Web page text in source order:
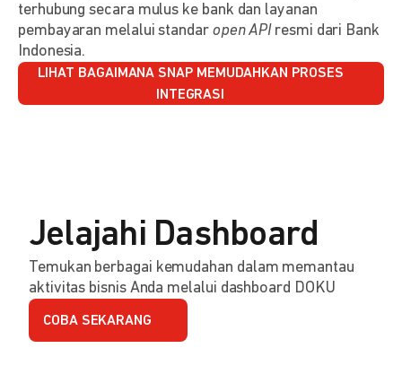
terhubung secara mulus ke bank dan layanan
pembayaran melalui standar open APIresmi dari Bank
Indonesia.
LIHAT BAGAIMANA SNAP MEMUDAHKAN PROSES
INTEGRASI
Jelajahi Dashboard
Temukan berbagai kemudahan dalam memantau
aktivitas bisnis Anda melalui dashboard DOKU
COBA SEKARANG